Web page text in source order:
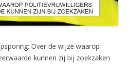
Over de wijze waarop
kunnen zij bij zoekzaken